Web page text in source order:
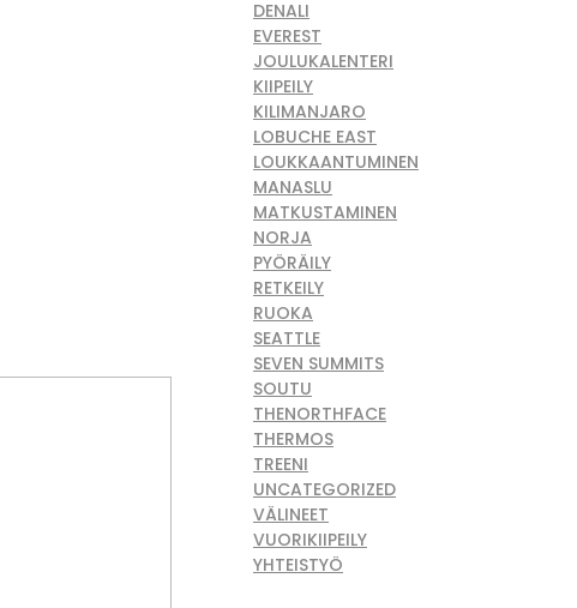
DENALI
EVEREST
JOULUKALENTERI
KIIPEILY
KILIMANJARO
LOBUCHE EAST
LOUKKAANTUMINEN
MANASLU
MATKUSTAMINEN
NORJA
PYÖRÄILY
RETKEILY
RUOKA
SEATTLE
SEVEN SUMMITS
SOUTU
THENORTHFACE
THERMOS
TREENI
UNCATEGORIZED
VÄLINEET
VUORIKIIPEILY
YHTEISTYÖ